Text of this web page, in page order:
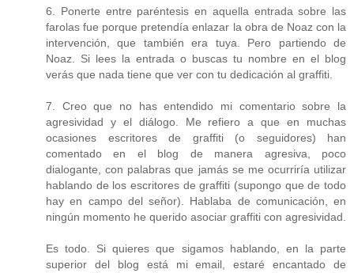
6. Ponerte entre paréntesis en aquella entrada sobre las
farolas fue porque pretendía enlazar la obra de Noaz con la
intervención, que también era tuya. Pero partiendo de
Noaz. Si lees la entrada o buscas tu nombre en el blog
verás que nada tiene que ver con tu dedicación al graffiti.
7. Creo que no has entendido mi comentario sobre la
agresividad y el diálogo. Me refiero a que en muchas
ocasiones escritores de graffiti (o seguidores) han
comentado en el blog de manera agresiva, poco
dialogante, con palabras que jamás se me ocurriría utilizar
hablando de los escritores de graffiti (supongo que de todo
hay en campo del señor). Hablaba de comunicación, en
ningún momento he querido asociar graffiti con agresividad.
Es todo. Si quieres que sigamos hablando, en la parte
superior del blog está mi email, estaré encantado de